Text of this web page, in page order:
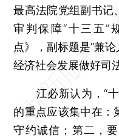
最高法院党组副书记
审判保障“十三五”
点》，副标题是“兼
经济社会发展做好司
江必新认为，“十
的重点应该集中在：
守约诚信；第二，